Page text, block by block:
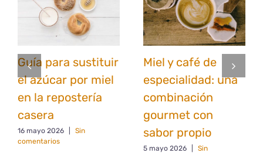
Guía para sustituir
el azúcar por miel
en la repostería
casera
16 mayo 2026
Sin
comentarios
Miel y café de
especialidad: una
combinación
gourmet con
sabor propio
5 mayo 2026
Sin